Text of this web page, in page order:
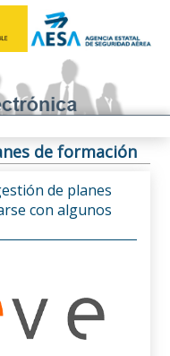
de formación
de planes
con algunos